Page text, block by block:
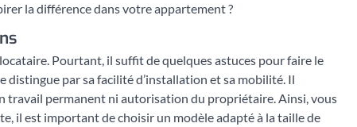
la différence dans votre appartement ?
Pourtant, il suffit de quelques astuces pour faire le
distingue par sa facilité d’installation et sa mobilité. Il
travail permanent ni autorisation du propriétaire. Ainsi, vous
il est important de choisir un modèle adapté à la taille de